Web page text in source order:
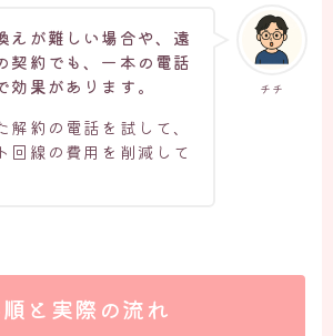
チチ
えが難しい場合や、遠
契約でも、一本の電話
効果があります。
解約の電話を試して、
回線の費用を削減して
と実際の流れ